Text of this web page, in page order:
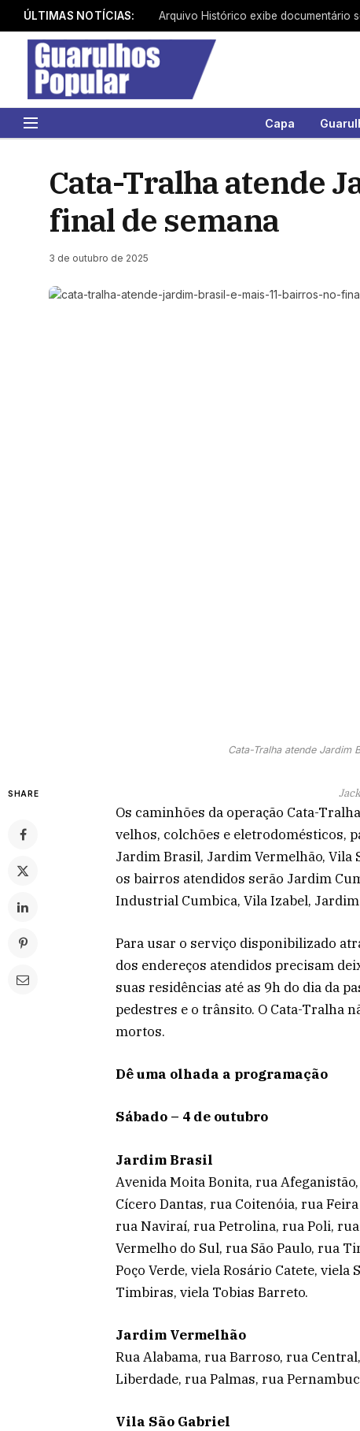
ÚLTIMAS NOTÍCIAS:
Capa
Cata-Tralha atende
final de semana
3 de outubro de 2025
Cata-Tralha atende Jardim
SHARE
Os caminhões da operação Cata-
velhos, colchões e eletrodomésticos,
Jardim Brasil, Jardim Vermelhão, Vila
os bairros atendidos serão Jardim
Industrial Cumbica, Vila Izabel,
Para usar o serviço disponibilizado
dos endereços atendidos precisam
suas residências até as 9h do dia da
pedestres e o trânsito. O Cata-Tralha
mortos.
Dê uma olhada a programação
Sábado – 4 de outubro
Jardim Brasil
Avenida Moita Bonita, rua
Cícero Dantas, rua Coitenóia, rua
rua Naviraí, rua Petrolina, rua Poli,
Vermelho do Sul, rua São Paulo, rua
Poço Verde, viela Rosário Catete, viela
Timbiras, viela Tobias Barreto.
Jardim Vermelhão
Rua Alabama, rua Barroso, rua
Liberdade, rua Palmas, rua
Vila São Gabriel